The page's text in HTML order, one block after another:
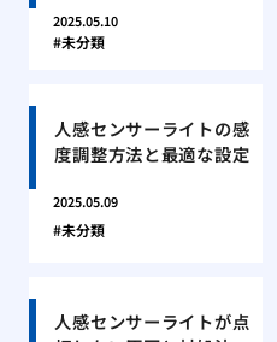
2025.05.10
未分類
人感センサーライトの感
度調整方法と最適な設定
2025.05.09
未分類
人感センサーライトが点